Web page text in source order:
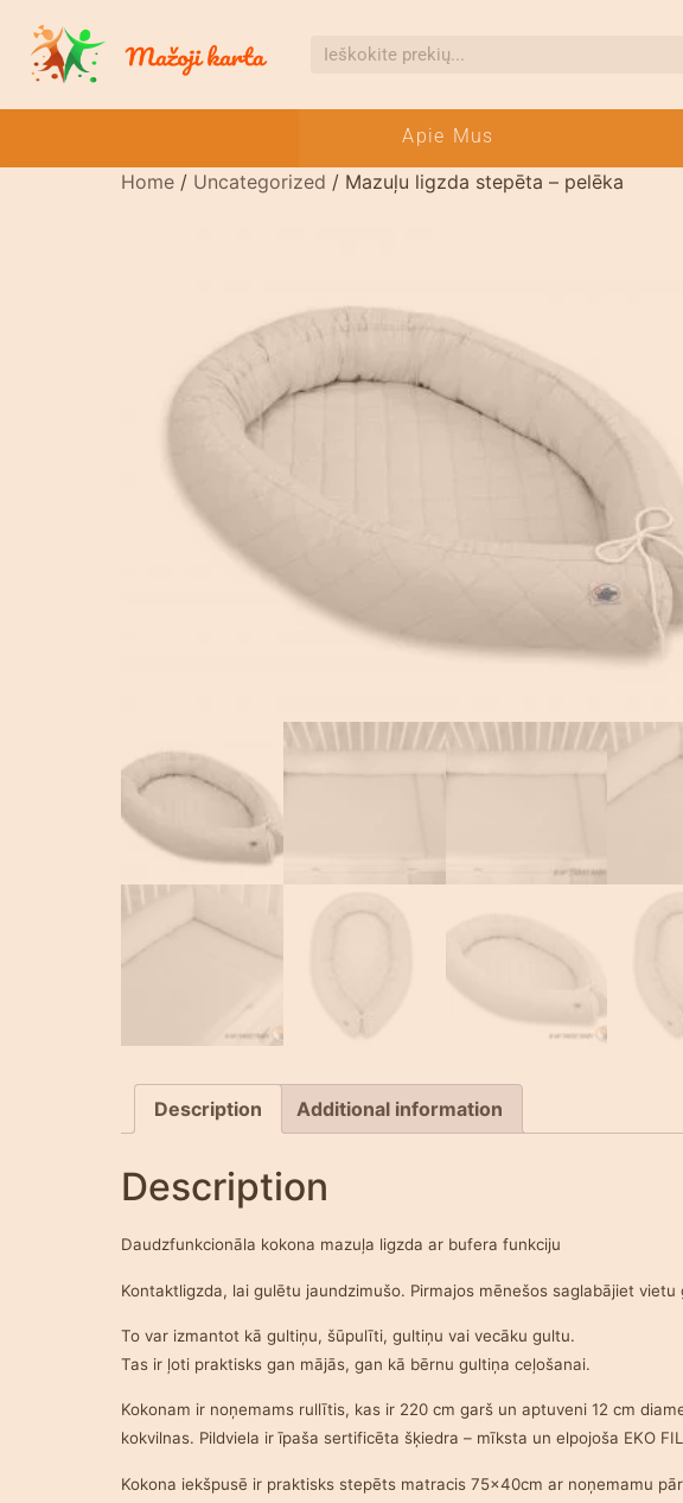
Apie Mus
Home / Uncategorized / Mazuļu ligzda stepēta – pelēka
Description Additional information
Description
Daudzfunkcionāla kokona mazuļa ligzda ar bufera funkciju
Kontaktligzda, lai gulētu jaundzimušo. Pirmajos mēnešos saglabājiet vietu
To var izmantot kā gultiņu, šūpulīti, gultiņu vai vecāku gultu.
Tas ir ļoti praktisks gan mājās, gan kā bērnu gultiņa ceļošanai.
Kokonam ir noņemams rullītis, kas ir 220 cm garš un aptuveni 12 cm
kokvilnas. Pildviela ir īpaša sertificēta šķiedra – mīksta un elpojoša EKO
Kokona iekšpusē ir praktisks stepēts matracis 75x40cm ar noņemamu